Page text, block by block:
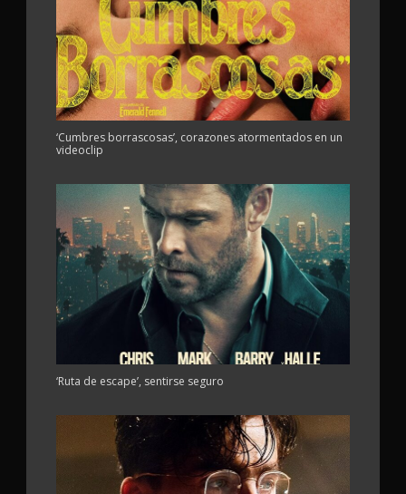
‘Cumbres borrascosas’, corazones atormentados en un
videoclip
‘Ruta de escape’, sentirse seguro